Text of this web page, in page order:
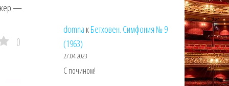
—
0
domna кБетховен. Симфония № 9
(1963)
27.04.2023
С почином!